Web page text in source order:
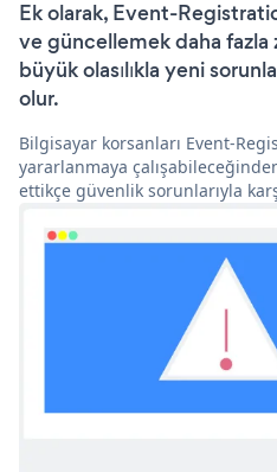
Ek olarak, Event-
ve güncellemek daha
büyük olasılıkla yeni
olur.
Bilgisayar korsanları Event-
yararlanmaya
ettikçe güvenlik sorunlarıyla